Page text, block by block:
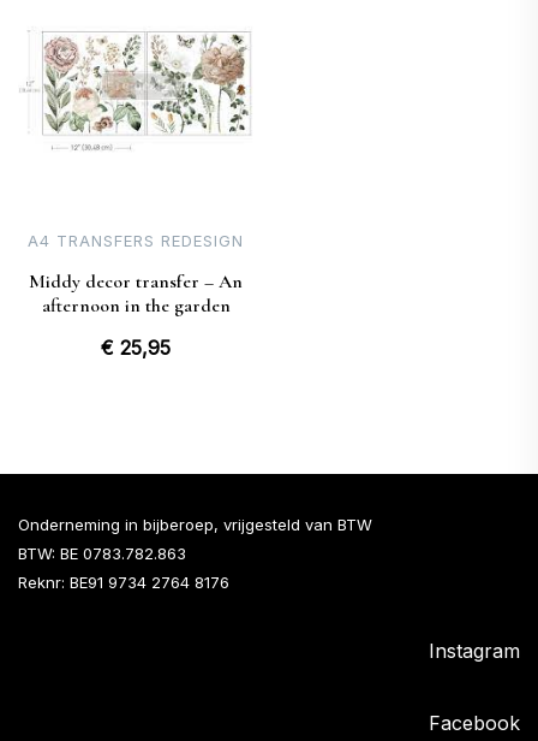
A4 TRANSFERS REDESIGN
Middy decor transfer – An
afternoon in the garden
€ 25,95
Onderneming in bijberoep, vrijgesteld van BTW
BTW: BE 0783.782.863
Reknr: BE91 9734 2764 8176
Instagram
Facebook